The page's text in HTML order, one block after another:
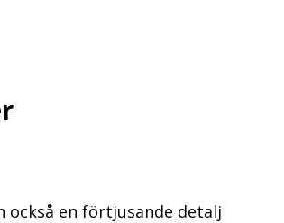
också en förtjusande detalj